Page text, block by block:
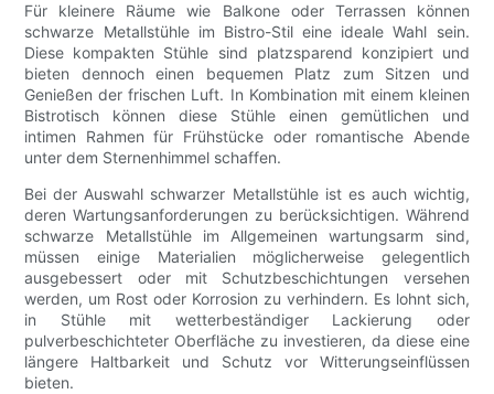
Für kleinere Räume wie Balkone oder Terrassen können
schwarze Metallstühle im Bistro-Stil eine ideale Wahl sein.
Diese kompakten Stühle sind platzsparend konzipiert und
bieten dennoch einen bequemen Platz zum Sitzen und
Genießen der frischen Luft. In Kombination mit einem kleinen
Bistrotisch können diese Stühle einen gemütlichen und
intimen Rahmen für Frühstücke oder romantische Abende
unter dem Sternenhimmel schaffen.
Bei der Auswahl schwarzer Metallstühle ist es auch wichtig,
deren Wartungsanforderungen zu berücksichtigen. Während
schwarze Metallstühle im Allgemeinen wartungsarm sind,
müssen einige Materialien möglicherweise gelegentlich
ausgebessert oder mit Schutzbeschichtungen versehen
werden, um Rost oder Korrosion zu verhindern. Es lohnt sich,
in Stühle mit wetterbeständiger Lackierung oder
pulverbeschichteter Oberfläche zu investieren, da diese eine
längere Haltbarkeit und Schutz vor Witterungseinflüssen
bieten.